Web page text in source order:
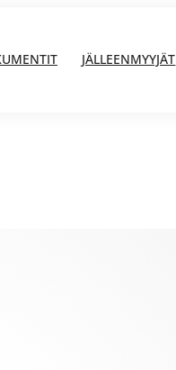
JÄLLEENMYYJÄT